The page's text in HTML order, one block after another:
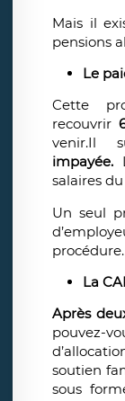
Mais il
pensions
Le
Cette
recouvrir
venir.Il
impayée.
salaires
Un seul
La
Après
soutien
sous